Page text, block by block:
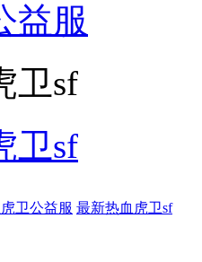
益服
卫sf
卫sf
卫公益服 最新热血虎卫sf